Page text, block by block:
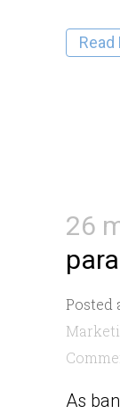
Read
26
Posted
As